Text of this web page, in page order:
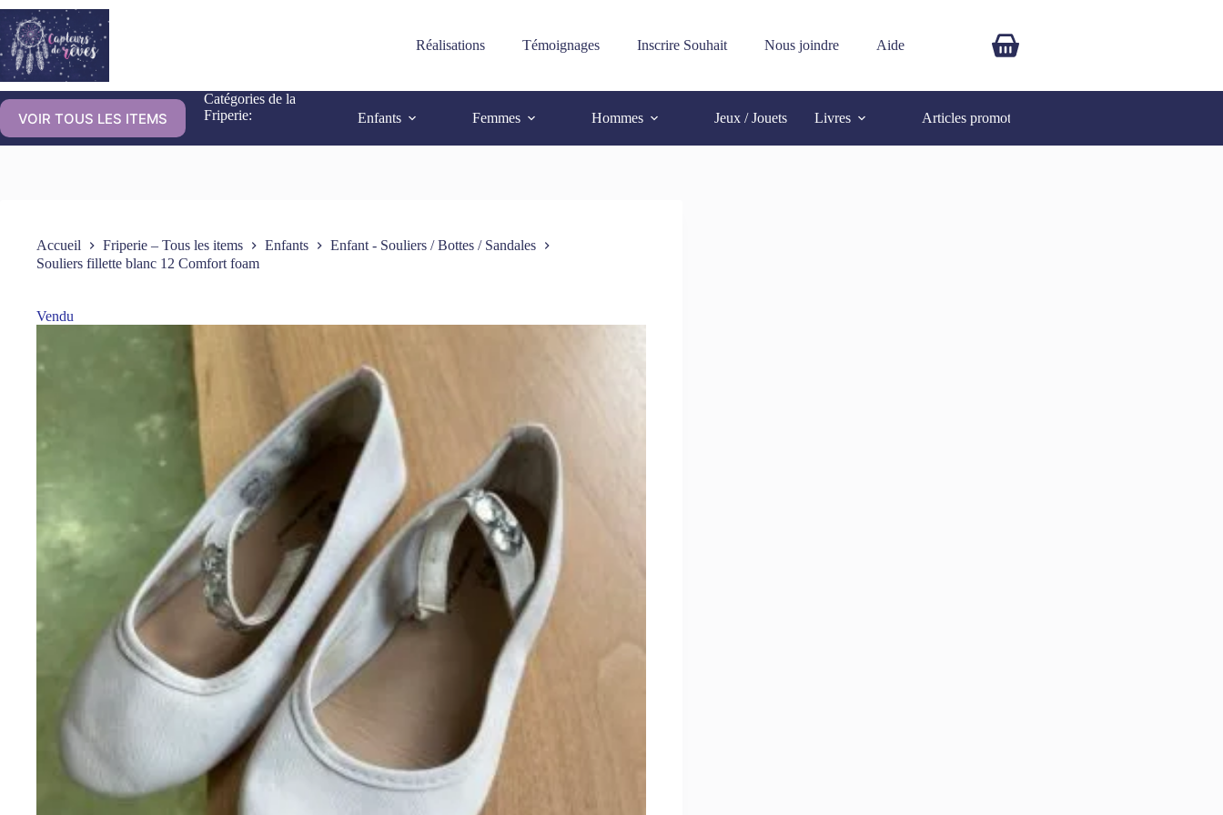
Réalisations Témoignages Inscrire Souhait Nous joindre Aide
VOIR TOUS LES ITEMS
Catégories de la
Friperie:
Enfants Femmes Hommes Jeux / Jouets Livres Articles promotionnels
Accueil Friperie – Tous les items Enfants
Enfant - Souliers / Bottes / Sandales
Souliers fillette blanc 12 Comfort foam
Vendu